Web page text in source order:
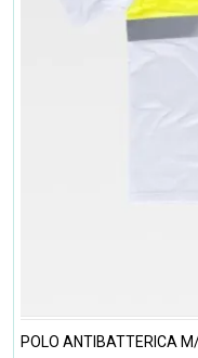
POLO ANTIBATTERICA